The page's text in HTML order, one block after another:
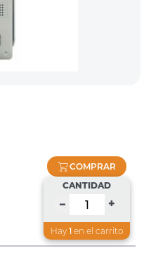
COMPRAR
CANTIDAD
– +
Hay 1 en el carrito